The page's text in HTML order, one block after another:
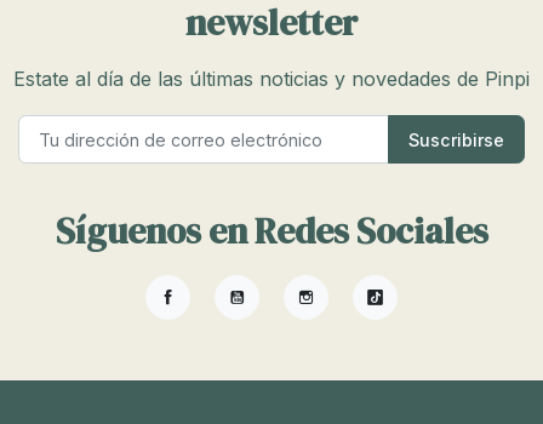
newsletter
Estate al día de las últimas noticias y novedades de Pinpi
Síguenos en Redes Sociales
FacebookYouTubeInstagramTikTok